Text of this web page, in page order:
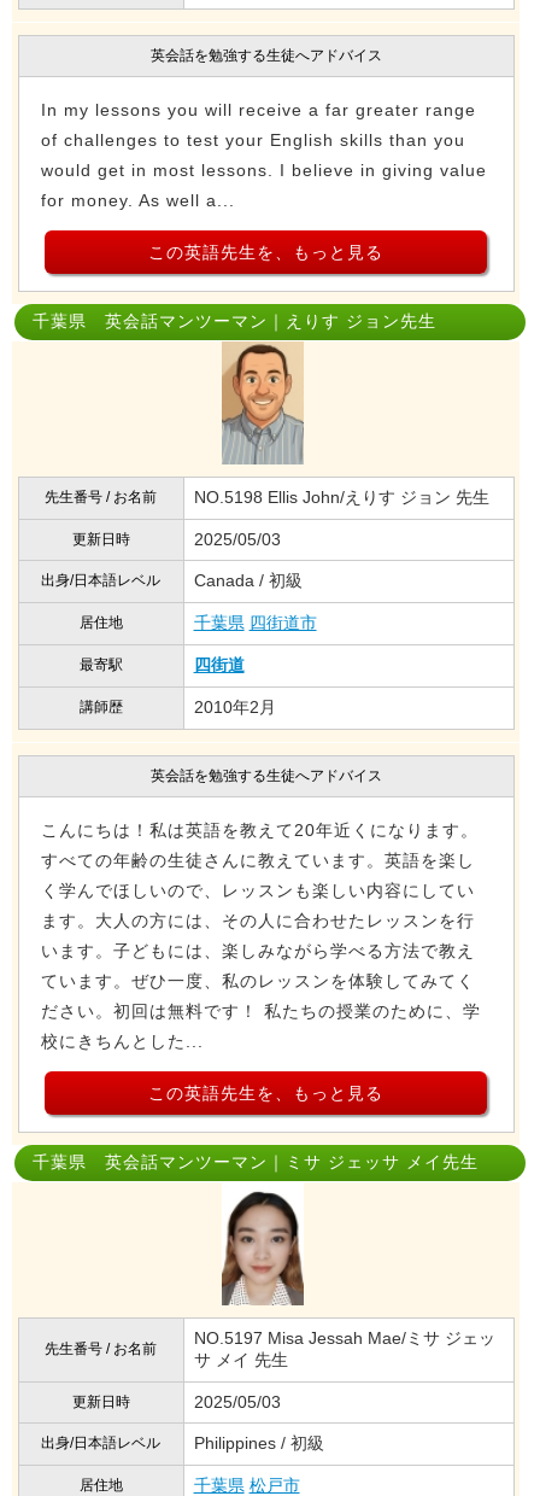
英会話を勉強する生徒へアドバイス
In my lessons you will receive a far greater range
of challenges to test your English skills than you
would get in most lessons. I believe in giving value
for money. As well a...
この英語先生を、もっと見る
千葉県 英会話マンツーマン｜えりす ジョン先生
先生番号 / お名前 NO.5198 Ellis John/えりす ジョン 先生
更新日時 2025/05/03
出身/日本語レベル Canada / 初級
居住地 千葉県 四街道市
最寄駅 四街道
講師歴 2010年2月
英会話を勉強する生徒へアドバイス
こんにちは！私は英語を教えて20年近くになります。
すべての年齢の生徒さんに教えています。英語を楽し
く学んでほしいので、レッスンも楽しい内容にしてい
ます。大人の方には、その人に合わせたレッスンを行
います。子どもには、楽しみながら学べる方法で教え
ています。ぜひ一度、私のレッスンを体験してみてく
ださい。初回は無料です！ 私たちの授業のために、学
校にきちんとした...
この英語先生を、もっと見る
千葉県 英会話マンツーマン｜ミサ ジェッサ メイ先生
先生番号 / お名前
NO.5197 Misa Jessah Mae/ミサ ジェッ
サ メイ 先生
更新日時 2025/05/03
出身/日本語レベル Philippines / 初級
居住地 千葉県 松戸市